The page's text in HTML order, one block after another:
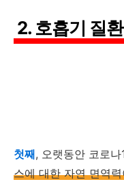
2. 호흡기 질
첫째, 오랫동안 코로
스에 대한 자연 면역